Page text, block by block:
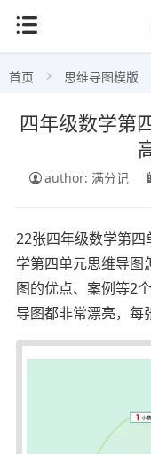
首页 思维导图模版
四年级数学第
author: 满分记
22张四年级数学第
学第四单元思维导图
图的优点、案例等2
导图都非常漂亮，每